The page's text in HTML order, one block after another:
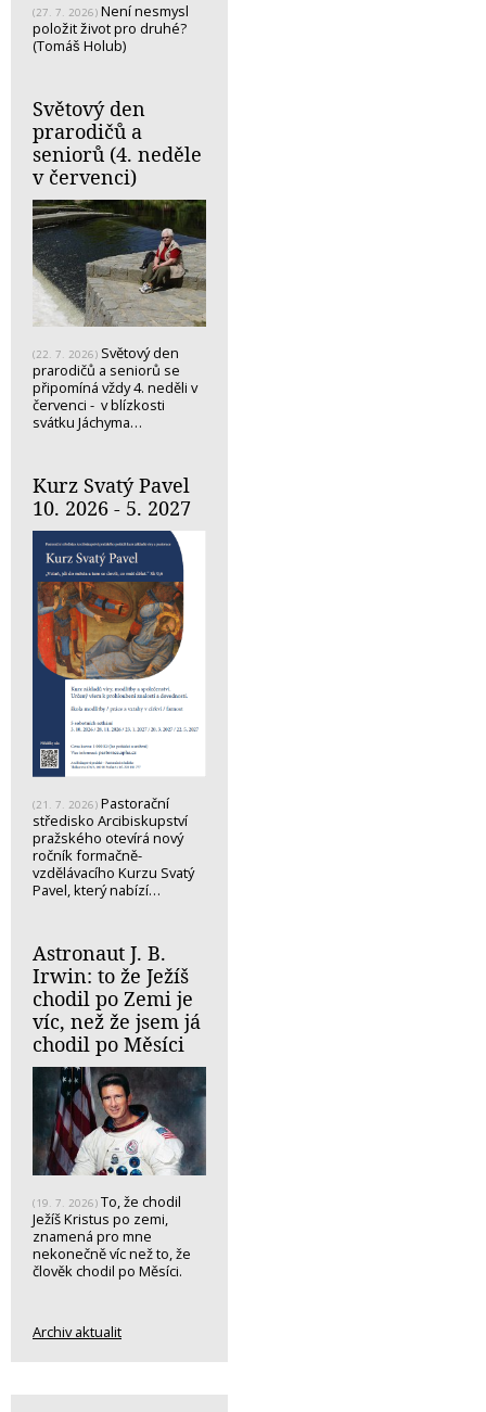
(27. 7. 2026) Není nesmysl
položit život pro druhé?
(Tomáš Holub)
Světový den
prarodičů a
seniorů (4. neděle
v červenci)
(22. 7. 2026) Světový den
prarodičů a seniorů se
připomíná vždy 4. neděli v
červenci - v blízkosti
svátku Jáchyma…
Kurz Svatý Pavel
10. 2026 - 5. 2027
(21. 7. 2026) Pastorační
středisko Arcibiskupství
pražského otevírá nový
ročník formačně-
vzdělávacího Kurzu Svatý
Pavel, který nabízí…
Astronaut J. B.
Irwin: to že Ježíš
chodil po Zemi je
víc, než že jsem já
chodil po Měsíci
(19. 7. 2026) To, že chodil
Ježíš Kristus po zemi,
znamená pro mne
nekonečně víc než to, že
člověk chodil po Měsíci.
Archiv aktualit